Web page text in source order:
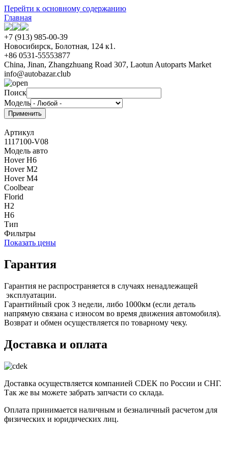
Перейти к основному содержанию
Главная
+7 (913) 985-00-39
Новосибирск, Болотная, 124 к1.
+86 0531-55553877
China, Jinan, Zhangzhuang Road 307, Laotun Autoparts Market
info@autobazar.club
Поиск
Модель
Артикул
1117100-V08
Модель авто
Hover H6
Hover M2
Hover M4
Coolbear
Florid
H2
H6
Тип
Фильтры
Показать цены
Гарантия
Гарантия не распространяется в случаях ненадлежащей
эксплуатации.
Гарантийный срок 3 недели, либо 1000км (если деталь
напрямую связана с износом во время движения автомобиля).
Возврат и обмен осуществляется по товарному чеку.
Доставка и оплата
Доставка осуществляется компанией CDEK по России и СНГ.
Так же вы можете забрать запчасти со склада.
Оплата принимается наличным и безналичный расчетом для
физических и юридических лиц.